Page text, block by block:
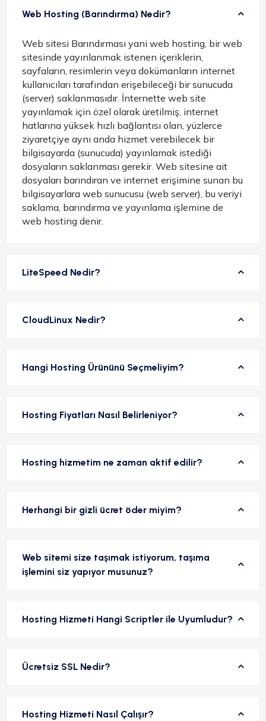
Web Hosting (Barındırma) Nedir?
Web sitesi Barındırması yani web hosting, bir web
sitesinde yayınlanmak istenen içeriklerin,
sayfaların, resimlerin veya dokümanların internet
kullanıcıları tarafından erişebileceği bir sunucuda
(server) saklanmasıdır. İnternette web site
yayınlamak için özel olarak üretilmiş, internet
hatlarına yüksek hızlı bağlantısı olan, yüzlerce
ziyaretçiye aynı anda hizmet verebilecek bir
bilgisayarda (sunucuda) yayınlamak istediği
dosyaların saklanması gerekir. Web sitesine ait
dosyaları barındıran ve internet erişimine sunan bu
bilgisayarlara web sunucusu (web server), bu veriyi
saklama, barındırma ve yayınlama işlemine de
web hosting denir.
LiteSpeed Nedir?
CloudLinux Nedir?
Hangi Hosting Ürününü Seçmeliyim?
Hosting Fiyatları Nasıl Belirleniyor?
Hosting hizmetim ne zaman aktif edilir?
Herhangi bir gizli ücret öder miyim?
Web sitemi size taşımak istiyorum, taşıma
işlemini siz yapıyor musunuz?
Hosting Hizmeti Hangi Scriptler ile Uyumludur?
Ücretsiz SSL Nedir?
Hosting Hizmeti Nasıl Çalışır?